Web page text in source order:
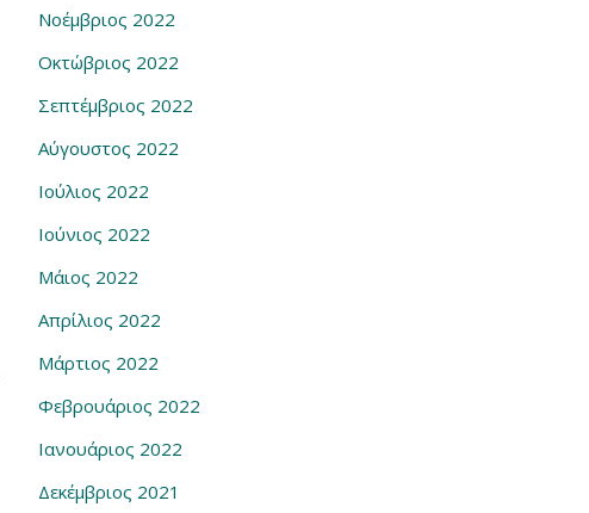
Νοέμβριος 2022
Οκτώβριος 2022
Σεπτέμβριος 2022
Αύγουστος 2022
Ιούλιος 2022
Ιούνιος 2022
Μάιος 2022
Απρίλιος 2022
Μάρτιος 2022
Φεβρουάριος 2022
Ιανουάριος 2022
Δεκέμβριος 2021